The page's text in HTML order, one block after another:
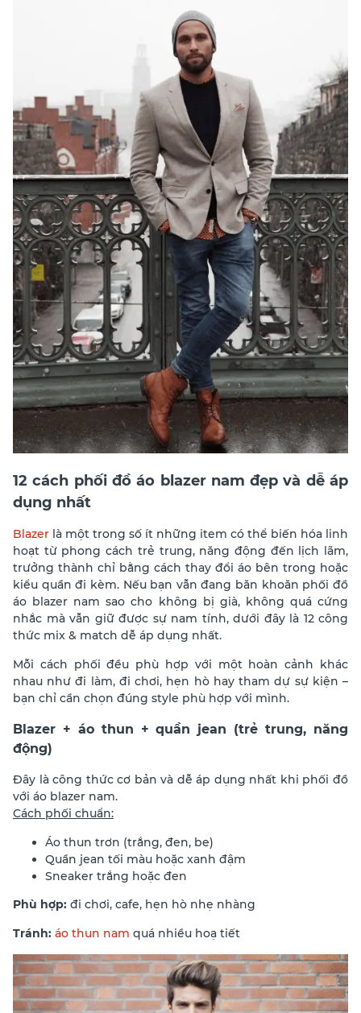
12 cách phối đồ áo blazer nam đẹp và dễ áp
dụng nhất
Blazer là một trong số ít những item có thể biến hóa linh
hoạt từ phong cách trẻ trung, năng động đến lịch lãm,
trưởng thành chỉ bằng cách thay đổi áo bên trong hoặc
kiểu quần đi kèm. Nếu bạn vẫn đang băn khoăn phối đồ
áo blazer nam sao cho không bị già, không quá cứng
nhắc mà vẫn giữ được sự nam tính, dưới đây là 12 công
thức mix & match dễ áp dụng nhất.
Mỗi cách phối đều phù hợp với một hoàn cảnh khác
nhau như đi làm, đi chơi, hẹn hò hay tham dự sự kiện –
bạn chỉ cần chọn đúng style phù hợp với mình.
Blazer + áo thun + quần jean (trẻ trung, năng
động)
Đây là công thức cơ bản và dễ áp dụng nhất khi phối đồ
với áo blazer nam.
Cách phối chuẩn:
Áo thun trơn (trắng, đen, be)
Quần jean tối màu hoặc xanh đậm
Sneaker trắng hoặc đen
Phù hợp: đi chơi, cafe, hẹn hò nhẹ nhàng
Tránh: áo thun nam quá nhiều hoạ tiết